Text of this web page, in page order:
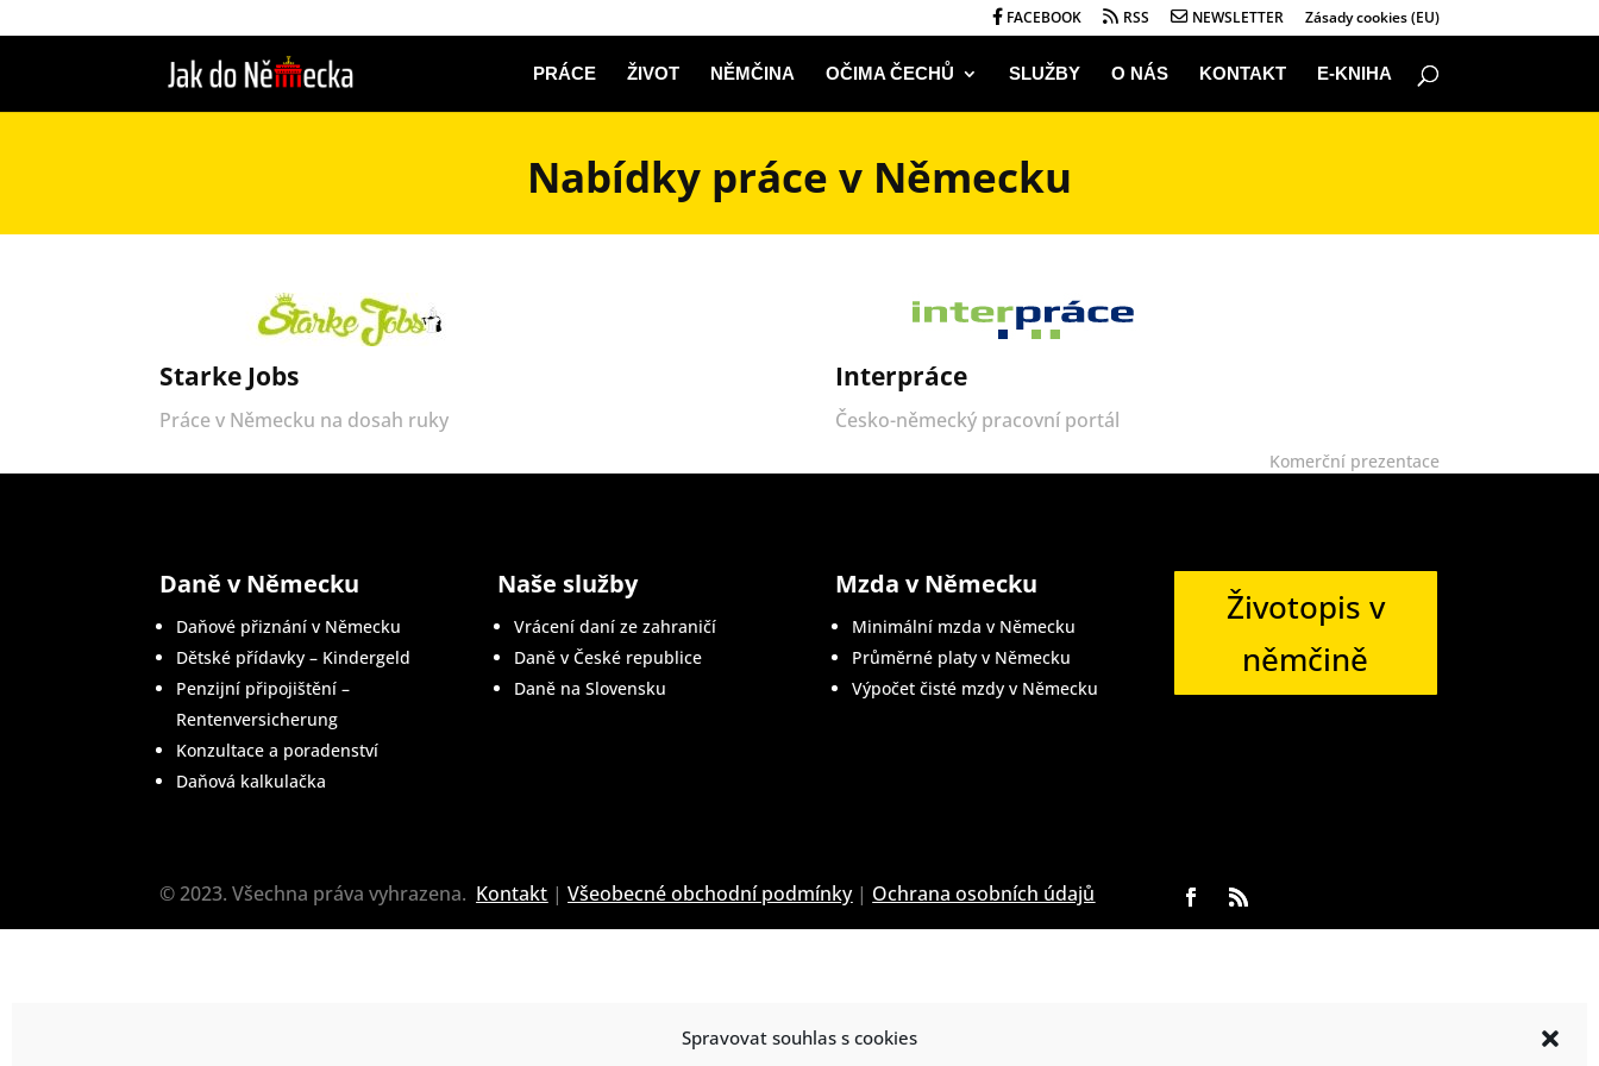
Spravovat souhlas s cookies
FACEBOOK RSS NEWSLETTER Zásady cookies (EU)
PRÁCE ŽIVOT NĚMČINA OČIMA ČECHŮ SLUŽBY O NÁS KONTAKT E-KNIHA
Nabídky práce v Německu
Starke Jobs
Práce v Německu na dosah ruky
Interpráce
Česko-německý pracovní portál
Komerční prezentace
Daně v Německu
Daňové přiznání v Německu
Dětské přídavky – Kindergeld
Penzijní připojištění –
Rentenversicherung
Konzultace a poradenství
Daňová kalkulačka
Naše služby
Vrácení daní ze zahraničí
Daně v České republice
Daně na Slovensku
Mzda v Německu
Minimální mzda v Německu
Průměrné platy v Německu
Výpočet čisté mzdy v Německu
Životopis v
němčině
© 2023. Všechna práva vyhrazena. Kontakt |Všeobecné obchodní podmínky| Ochrana osobních údajů